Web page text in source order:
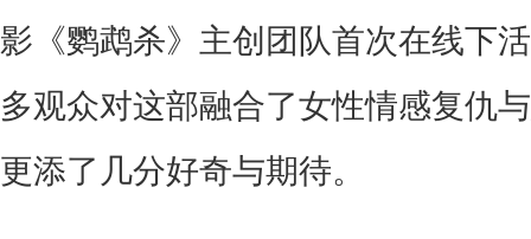
影 《鹦鹉杀》 主创团队首次在线下
多观众对这部融合了女性情感复仇
更添了几分好奇与期待。